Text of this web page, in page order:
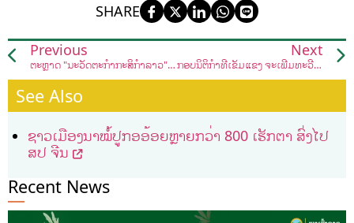
SHARE
Previous
ຕະຫຼາດ "ນະວັດຕະກໍາກະສິກໍາລາວ" ໃນໄວໆນີ້
Next
ກອບນິຕິກໍາທີ່ເຂັ້ມແຂງ ຈະເພີ່ມທະວີການປົກປັກຮັກສາພູມີທັດຊີວະນາໆພັນອັນອຸດົມສົມບູນຂອງ ສປປ ລາວ ໃຫ້ແກ່ຄົນ ແລະ ທຳມະຊາດ
See Also
ຊາວເມືອງນາໝໍ້ປູກອອ້ອຍຫຼາຍກວ່າ 800 ເຮັກຕາ ສົ່ງໄປ
ສປ ຈີນ
Recent News